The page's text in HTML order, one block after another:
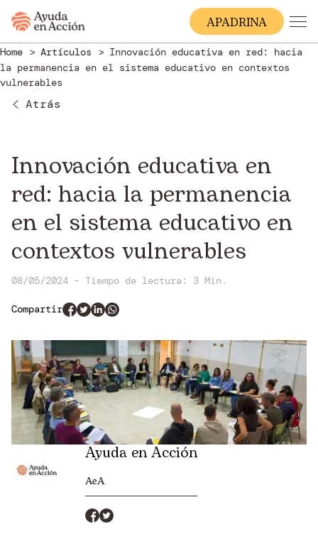
APADRINA
Home Artículos
Innovación educativa en red: hacia
la permanencia en el sistema educativo en contextos
vulnerables
Atrás
Innovación educativa en
red: hacia la permanencia
en el sistema educativo en
contextos vulnerables
08/05/2024 - Tiempo de lectura: 3 Min.
Compartir
Ayuda en Acción
AeA